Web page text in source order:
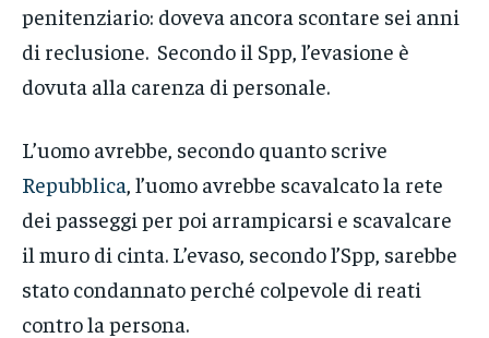
penitenziario: doveva ancora scontare sei anni
di reclusione. Secondo il Spp, l’evasione è
dovuta alla carenza di personale.
L’uomo avrebbe, secondo quanto scrive
Repubblica , l’uomo avrebbe scavalcato la rete
dei passeggi per poi arrampicarsi e scavalcare
il muro di cinta. L’evaso, secondo l’Spp, sarebbe
stato condannato perché colpevole di reati
contro la persona.